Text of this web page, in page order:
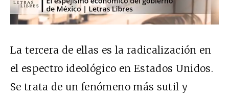
La tercera de ellas es la radicalización en
el espectro ideológico en Estados Unidos.
Se trata de un fenómeno más sutil y